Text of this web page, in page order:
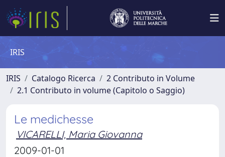
IRIS
IRIS Catalogo Ricerca
2 Contributo in Volume
2.1 Contributo in volume (Capitolo o Saggio)
Le medichesse
VICARELLI, Maria Giovanna
2009-01-01